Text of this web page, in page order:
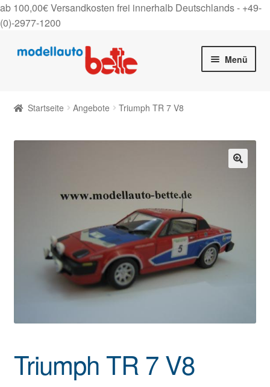
ab 100,00€ Versandkosten frei innerhalb Deutschlands - +49-
(0)-2977-1200
Zur
Zum
Menü
Kontakt
Startseite Angebote Triumph TR 7 V8
Triumph TR 7 V8